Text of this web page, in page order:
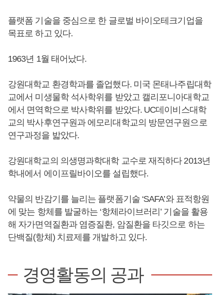
플랫폼 기술을 중심으로 한 글로벌 바이오테크기업을
목표로 하고 있다.
1963년 1월 태어났다.
강원대학교 환경학과를 졸업했다. 미국 몬태나주립대학
교에서 미생물학 석사학위를 받았고 캘리포니아대학교
에서 면역학으로 박사학위를 받았다. UC데이비스대학
교의 박사후연구원과 에모리대학교의 방문연구원으로
연구과정을 밟았다.
강원대학교의 의생명과학대학 교수로 재직하다 2013년
학내에서 에이프릴바이오를 설립했다.
약물의 반감기를 늘리는 플랫폼기술 ‘SAFA’와 표적항원
에 맞는 항체를 발굴하는 ‘항체라이브러리’ 기술을 활용
해 자가면역질환과 염증질환, 암질환을 타깃으로 하는
단백질(항체) 치료제를 개발하고 있다.
경영활동의 공과